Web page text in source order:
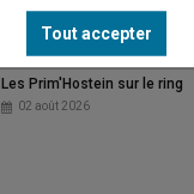
Les Prim'Hostein sur le ring
02 août 2026
Tout accepter